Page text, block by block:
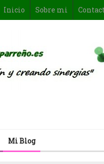
Inicio Sobre mi
Mi Blog